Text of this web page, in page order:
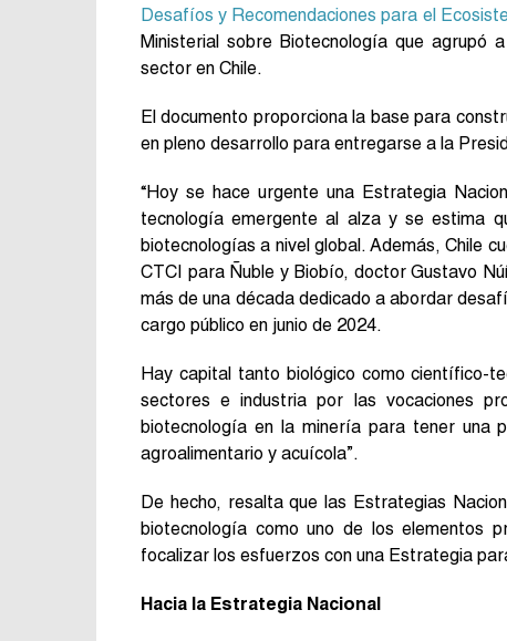
Desafíos y Recomendaciones para el
Ministerial sobre Biotecnología que agrupó
sector en Chile.
El documento proporciona la base para
en pleno desarrollo para entregarse a la
“Hoy se hace urgente una Estrategia
tecnología emergente al alza y se estima
biotecnologías a nivel global. Además, Chile
CTCI para Ñuble y Biobío, doctor Gustavo
más de una década dedicado a abordar
cargo público en junio de 2024.
Hay capital tanto biológico como científico-
sectores e industria por las vocaciones
biotecnología en la minería para tener una
agroalimentario y acuícola”.
De hecho, resalta que las Estrategias
biotecnología como uno de los elementos
focalizar los esfuerzos con una Estrategia
Hacia la Estrategia Nacional